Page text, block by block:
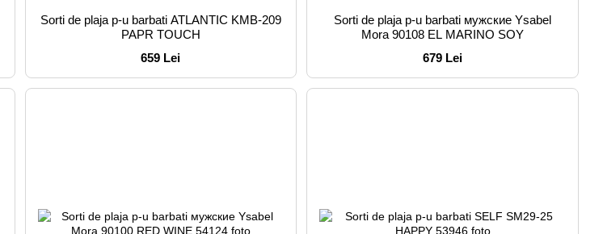
Sorti de plaja p-u barbati ATLANTIC KMB-209
PAPR TOUCH
659 Lei
Sorti de plaja p-u barbati мужские Ysabel
Mora 90108 EL MARINO SOY
679 Lei